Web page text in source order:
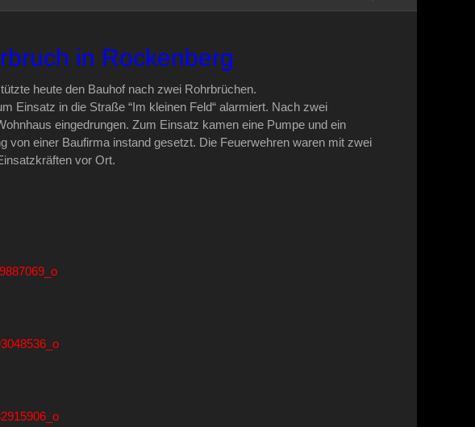
in Rockenberg
heute den Bauhof nach zwei Rohrbrüchen.
Einsatz in die Straße “Im kleinen Feld“ alarmiert. Nach zwei
eingedrungen. Zum Einsatz kamen eine Pumpe und ein
von einer Baufirma instand gesetzt. Die Feuerwehren waren mit zwei
vor Ort.